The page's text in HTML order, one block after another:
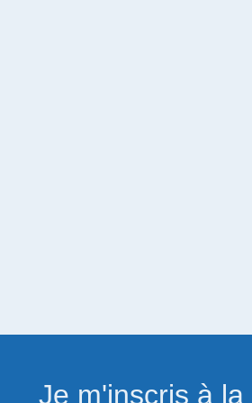
Je m'inscris à